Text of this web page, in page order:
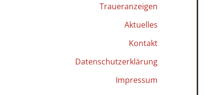
Traueranzeigen
Aktuelles
Kontakt
Datenschutzerklärung
Impressum